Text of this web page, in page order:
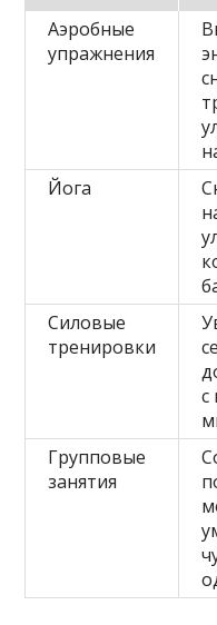
Аэробные
упражнения
Йога
Силовые
тренировки
с
Групповые
занятия